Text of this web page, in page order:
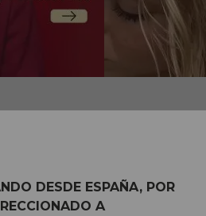
DESDE ESPAÑA, POR
A